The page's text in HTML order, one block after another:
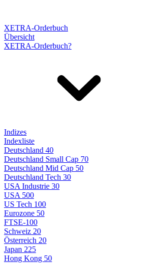
XETRA-Orderbuch
Übersicht
XETRA-Orderbuch?
Indizes
Indexliste
Deutschland 40
Deutschland Small Cap 70
Deutschland Mid Cap 50
Deutschland Tech 30
USA Industrie 30
USA 500
US Tech 100
Eurozone 50
FTSE-100
Schweiz 20
Österreich 20
Japan 225
Hong Kong 50